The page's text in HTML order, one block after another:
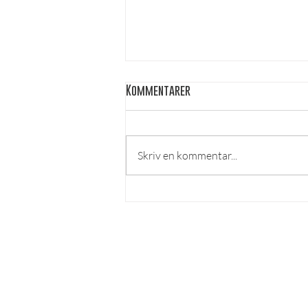
Kommentarer
Skriv en kommentar...